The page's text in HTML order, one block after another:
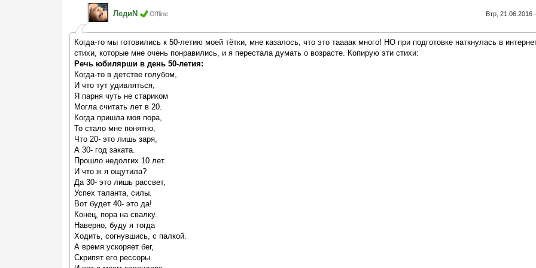
ЛедиN Offline Втр, 21.06.2016
Когда-то мы готовились к 50-летию моей тётки, мне казалось, что это таааак много! НО при подготовке наткнулась в
стихи, которые мне очень понравились, и я перестала думать о возрасте. Копирую эти стихи:
Речь юбилярши в день 50-летия:
Когда-то в детстве голубом,
И что тут удивляться,
Я парня чуть не стариком
Могла считать лет в 20.
Когда пришла моя пора,
То стало мне понятно,
Что 20- это лишь заря,
А 30- год заката.
Прошло недолгих 10 лет.
И что ж я ощутила?
Да 30- это лишь рассвет,
Успех таланта, силы.
Вот будет 40- это да!
Конец, пора на свалку.
Наверно, буду я тогда
Ходить, согнувшись, с палкой.
А время ускоряет бег,
Скрипят его рессоры.